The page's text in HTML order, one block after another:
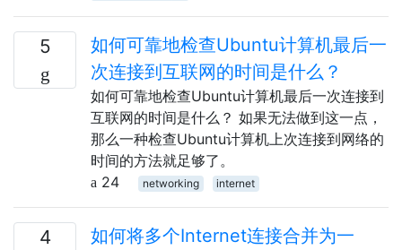
5
如何可靠地检查Ubuntu计算机最后一
次连接到互联网的时间是什么？
如何可靠地检查Ubuntu计算机最后一次连接到
互联网的时间是什么？ 如果无法做到这一点，
那么一种检查Ubuntu计算机上次连接到网络的
时间的方法就足够了。
24
networking internet
4
如何将多个Internet连接合并为一